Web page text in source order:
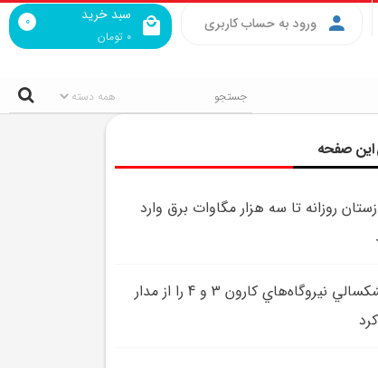
سبد خرید
0 تومان
0 ورود به حساب کاربری
این صفحه
روزانه تا سه هزار مگاوات برق وارد
خشکسالي نيروگاه‌هاي کارون 3 و 4 را از مدار